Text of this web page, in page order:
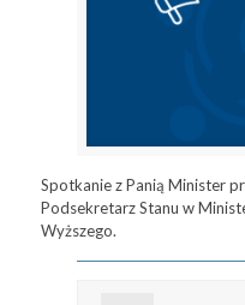
Spotkanie z Panią Minister
Podsekretarz Stanu w
Wyższego.